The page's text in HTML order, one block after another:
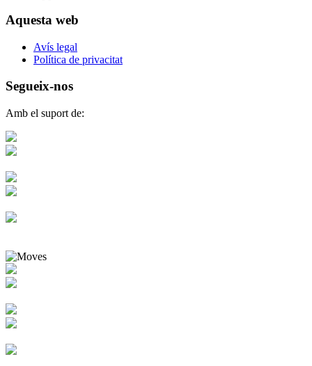
Aquesta web
Avís legal
Política de privacitat
Segueix-nos
Amb el suport de: